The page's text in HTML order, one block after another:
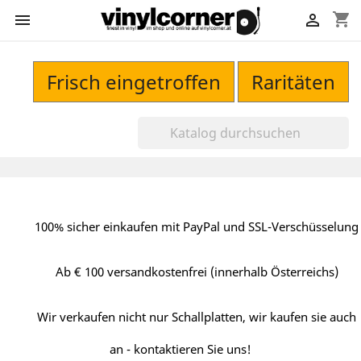
 shopping_cart

Frisch eingetroffen Raritäten
100% sicher einkaufen mit PayPal und SSL-Verschüsselung
Ab € 100 versandkostenfrei (innerhalb Österreichs)
Wir verkaufen nicht nur Schallplatten, wir kaufen sie auch
an - kontaktieren Sie uns!